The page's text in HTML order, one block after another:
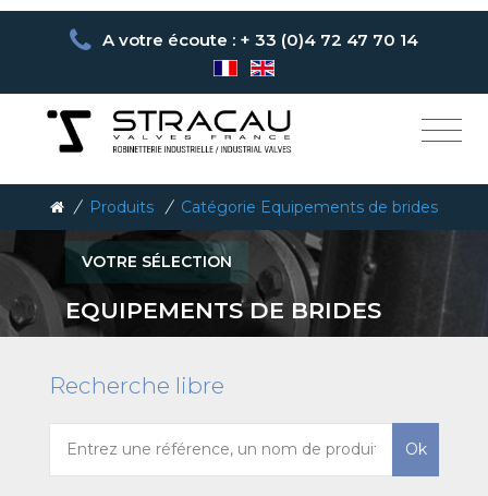
A votre écoute : + 33 (0)4 72 47 70 14
/ Produits / Catégorie Equipements de brides
VOTRE SÉLECTION
EQUIPEMENTS DE BRIDES
Recherche libre
Ok